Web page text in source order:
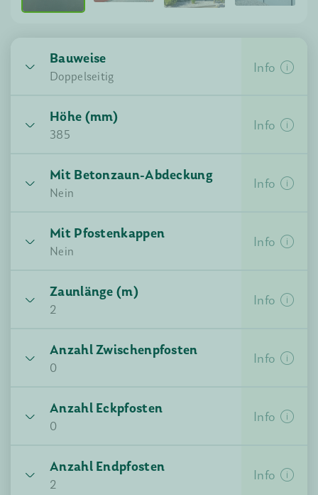
Bauweise
Doppelseitig
Info
Einseitig
Höhe (mm)
385
Info
385
Mit Betonzaun-Abdeckung
Nein
Info
Nein
Mit Pfostenkappen
Nein
Info
Nein
Zaunlänge (m)
2
Info
Anzahl Zwischenpfosten
0
Info
Anzahl Eckpfosten
0
Info
Anzahl Endpfosten
2
Info